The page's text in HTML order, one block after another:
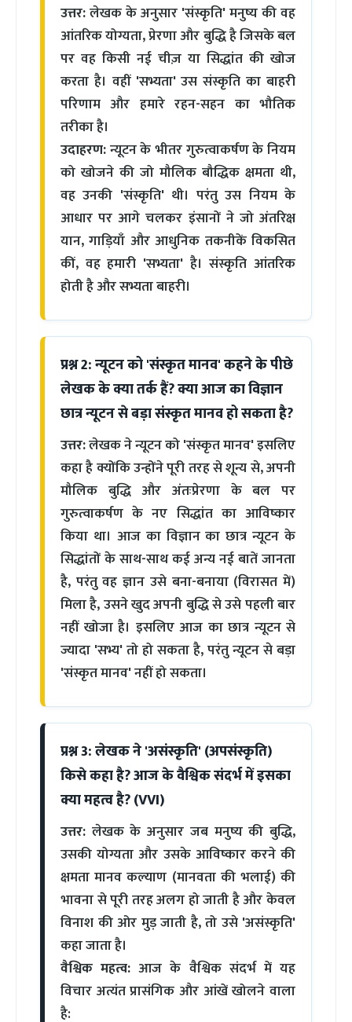
उत्तर:लेखक के अनुसार 'संस्कृति' मनुष्य की वह
आंतरिक योग्यता, प्रेरणा और बुद्धि है जिसके बल
पर वह किसी नई चीज़ या सिद्धांत की खोज
करता है। वहीं 'सभ्यता' उस संस्कृति का बाहरी
परिणाम और हमारे रहन-सहन का भौतिक
तरीका है।
उदाहरण:न्यूटन के भीतर गुरुत्वाकर्षण के नियम
को खोजने की जो मौलिक बौद्धिक क्षमता थी,
वह उनकी 'संस्कृति' थी। परंतु उस नियम के
आधार पर आगे चलकर इंसानों ने जो अंतरिक्ष
यान, गाड़ियाँ और आधुनिक तकनीकें विकसित
कीं, वह हमारी 'सभ्यता' है। संस्कृति आंतरिक
होती है और सभ्यता बाहरी।
प्रश्न 2: न्यूटन को 'संस्कृत मानव' कहने के पीछे
लेखक के क्या तर्क हैं? क्या आज का विज्ञान
छात्र न्यूटन से बड़ा संस्कृत मानव हो सकता है?
उत्तर:लेखक ने न्यूटन को 'संस्कृत मानव' इसलिए
कहा है क्योंकि उन्होंने पूरी तरह से शून्य से, अपनी
मौलिक बुद्धि और अंतःप्रेरणा के बल पर
गुरुत्वाकर्षण के नए सिद्धांत का आविष्कार
किया था। आज का विज्ञान का छात्र न्यूटन के
सिद्धांतों के साथ-साथ कई अन्य नई बातें जानता
है, परंतु वह ज्ञान उसे बना-बनाया (विरासत में)
मिला है, उसने खुद अपनी बुद्धि से उसे पहली बार
नहीं खोजा है। इसलिए आज का छात्र न्यूटन से
ज्यादा 'सभ्य' तो हो सकता है, परंतु न्यूटन से बड़ा
'संस्कृत मानव' नहीं हो सकता।
प्रश्न 3: लेखक ने 'असंस्कृति' (अपसंस्कृति)
किसे कहा है? आज के वैश्विक संदर्भ में इसका
क्या महत्व है? (VVI)
उत्तर: लेखक के अनुसार जब मनुष्य की बुद्धि,
उसकी योग्यता और उसके आविष्कार करने की
क्षमता मानव कल्याण (मानवता की भलाई) की
भावना से पूरी तरह अलग हो जाती है और केवल
विनाश की ओर मुड़ जाती है, तो उसे 'असंस्कृति'
कहा जाता है।
वैश्विक महत्व: आज के वैश्विक संदर्भ में यह
विचार अत्यंत प्रासंगिक और आंखें खोलने वाला
है: